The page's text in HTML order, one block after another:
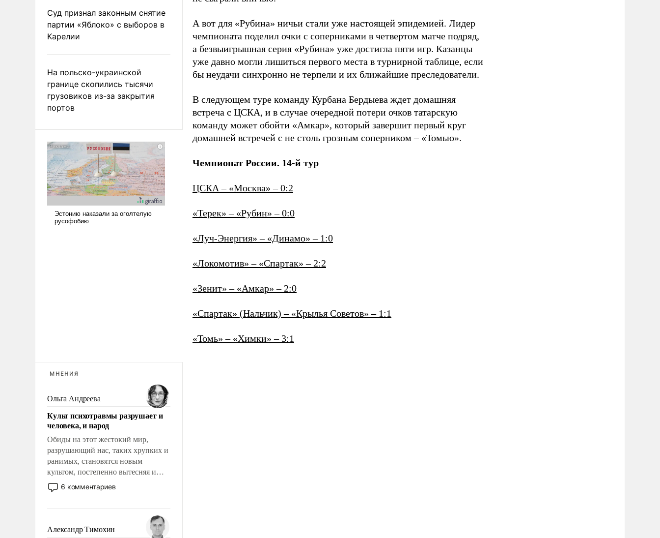
Суд признал законным снятие
партии «Яблоко» с выборов в
Карелии
На польско-украинской
границе скопились тысячи
грузовиков из-за закрытия
портов
МНЕНИЯ
Ольга Андреева
Культ психотравмы разрушает и
человека, и народ
Обиды на этот жестокий мир,
разрушающий нас, таких хрупких и
ранимых, становятся новым
культом, постепенно вытесняя и
отменяя традиционное требование к
человеку – быть мужественным и
на себя ответственность, помогать
слабым, идти вперед и
6 комментариев
Александр Тимохин
А вот для «Рубина» ничьи стали уже настоящей эпидемией. Лидер
чемпионата поделил очки с соперниками в четвертом матче подряд,
а безвыигрышная серия «Рубина» уже достигла пяти игр. Казанцы
уже давно могли лишиться первого места в турнирной таблице, если
бы неудачи синхронно не терпели и их ближайшие преследователи.
В следующем туре команду Курбана Бердыева ждет домашняя
встреча с ЦСКА, и в случае очередной потери очков татарскую
команду может обойти «Амкар», который завершит первый круг
домашней встречей с не столь грозным соперником – «Томью».
Чемпионат России. 14-й тур
ЦСКА – «Москва» – 0:2
«Терек» – «Рубин» – 0:0
«Луч-Энергия» – «Динамо» – 1:0
«Локомотив» – «Спартак» – 2:2
«Зенит» – «Амкар» – 2:0
«Спартак» (Нальчик) – «Крылья Советов» – 1:1
«Томь» – «Химки» – 3:1